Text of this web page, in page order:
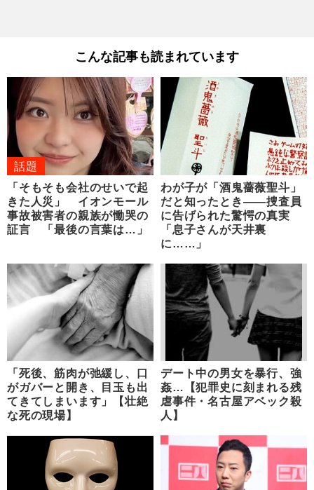
こんな記事も読まれています
話題
「そもそも会社のせいで起
きた人災」 イオンモール
事故被害者の親族が慟哭の
証言 「最後の言葉は…」
わが子が「酒鬼薔薇聖斗」
だと知ったとき――捜査員
に告げられた驚愕の真実
「息子さんが天井裏
に……」
「死後、筋肉が弛緩し、口
がガバーと開き、目玉も出
てきてしまいます」【壮絶
な死の現場】
デート中の男女を暴行、強
姦…【犯罪史に刻まれる残
虐事件・名古屋アベック殺
人】